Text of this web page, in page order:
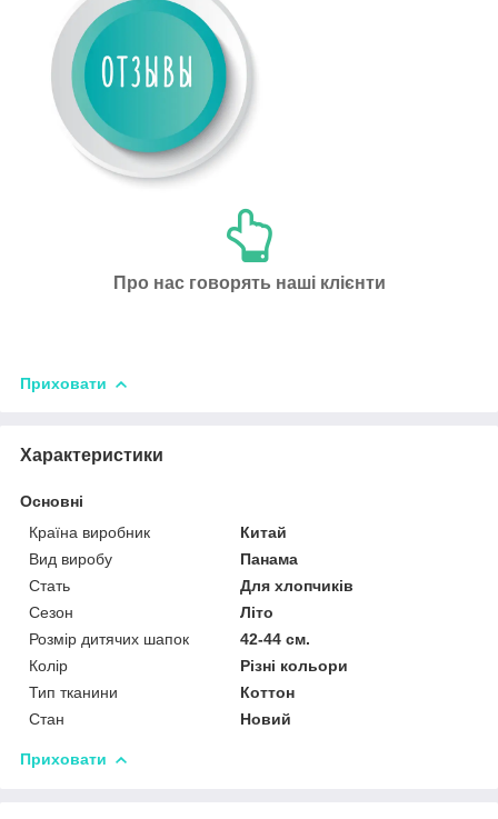
Про нас говорять наші клієнти
Приховати
Характеристики
Основні
Країна виробник
Китай
Вид виробу
Панама
Стать
Для хлопчиків
Сезон
Літо
Розмір дитячих шапок
42-44 см.
Колір
Різні кольори
Тип тканини
Коттон
Стан
Новий
Приховати